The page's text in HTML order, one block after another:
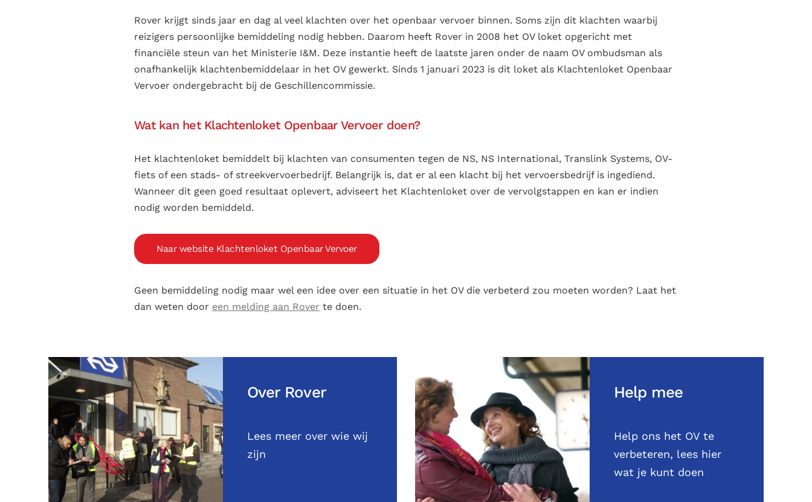
Rover krijgt sinds jaar en dag al veel klachten over het openbaar vervoer binnen. Soms zijn dit klachten waarbij
reizigers persoonlijke bemiddeling nodig hebben. Daarom heeft Rover in 2008 het OV loket opgericht met
financiële steun van het Ministerie I&M. Deze instantie heeft de laatste jaren onder de naam OV ombudsman als
onafhankelijk klachtenbemiddelaar in het OV gewerkt. Sinds 1 januari 2023 is dit loket als Klachtenloket Openbaar
Vervoer ondergebracht bij de Geschillencommissie.
Wat kan het Klachtenloket Openbaar Vervoerdoen?
Het klachtenloket bemiddelt bij klachten van consumenten tegen de NS, NS International, Translink Systems, OV-
fiets of een stads- of streekvervoerbedrijf. Belangrijk is, dat er al een klacht bij het vervoersbedrijf is ingediend.
Wanneer dit geen goed resultaat oplevert, adviseert het Klachtenloket over de vervolgstappen en kan er indien
nodig worden bemiddeld.
Naar website Klachtenloket Openbaar Vervoer
Geen bemiddeling nodig maar wel een idee over een situatie in het OV die verbeterd zou moeten worden? Laat het
dan weten door een melding aan Rover te doen.
Over Rover
Lees meer over wie wij
zijn
Help mee
Help ons het OV te
verbeteren, lees hier
wat je kunt doen